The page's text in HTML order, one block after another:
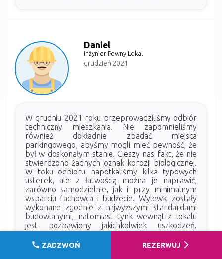
Daniel
Inżynier Pewny Lokal
grudzień 2021
W grudniu 2021 roku przeprowadziliśmy odbiór
techniczny mieszkania. Nie zapomnieliśmy
również dokładnie zbadać miejsca
parkingowego, abyśmy mogli mieć pewność, że
był w doskonałym stanie. Cieszy nas fakt, że nie
stwierdzono żadnych oznak korozji biologicznej.
W toku odbioru napotkaliśmy kilka typowych
usterek, ale z łatwością można je naprawić,
zarówno samodzielnie, jak i przy minimalnym
wsparciu fachowca i budżecie. Wylewki zostały
wykonane zgodnie z najwyższymi standardami
budowlanymi, natomiast tynk wewnątrz lokalu
jest pozbawiony jakichkolwiek uszkodzeń.
Zidentyfikowaliśmy pewne wady w stolarkach
okiennych, ale ich liczba mieści się w normie, nie
call ZADZWOŃ REZERWUJ arrow_forward_ios